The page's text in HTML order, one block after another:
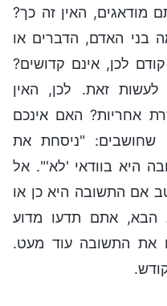
מודאגים, האין זה כך?
בני האדם, הדברים או
לכן, אינם קדושים?
זאת. לכן, האין
אחריות? האם אינכם
שחושבים: "ניסחת את
היא בוודאי 'לא'". אל
אם התשובה היא כן או
אתם תדעו מדוע
את התשובה עוד מעט.